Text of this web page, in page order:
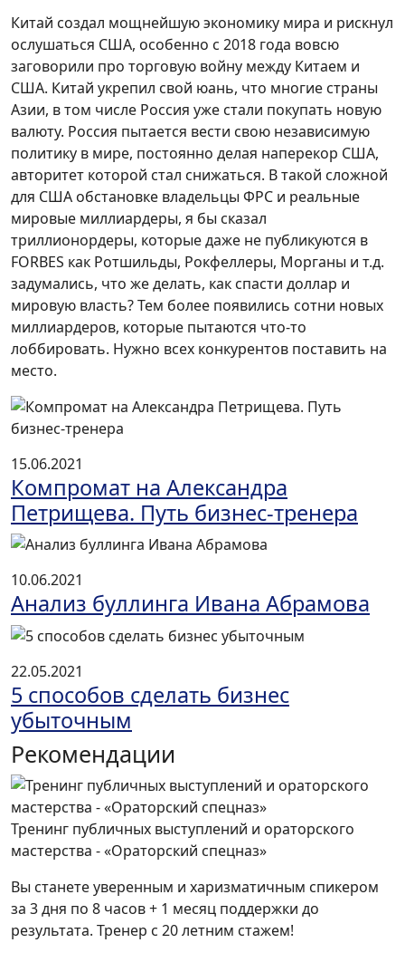
Китай создал мощнейшую экономику мира и рискнул
ослушаться США, особенно с 2018 года вовсю
заговорили про торговую войну между Китаем и
США. Китай укрепил свой юань, что многие страны
Азии, в том числе Россия уже стали покупать новую
валюту. Россия пытается вести свою независимую
политику в мире, постоянно делая наперекор США,
авторитет которой стал снижаться. В такой сложной
для США обстановке владельцы ФРС и реальные
мировые миллиардеры, я бы сказал
триллионордеры, которые даже не публикуются в
FORBES как Ротшильды, Рокфеллеры, Морганы и т.д.
задумались, что же делать, как спасти доллар и
мировую власть? Тем более появились сотни новых
миллиардеров, которые пытаются что-то
лоббировать. Нужно всех конкурентов поставить на
место.
15.06.2021
Компромат на Александра
Петрищева. Путь бизнес-тренера
10.06.2021
Анализ буллинга Ивана Абрамова
22.05.2021
5 способов сделать бизнес
убыточным
Рекомендации
Тренинг публичных выступлений и ораторского
мастерства - «Ораторский спецназ»
Вы станете уверенным и харизматичным спикером
за 3 дня по 8 часов + 1 месяц поддержки до
результата. Тренер с 20 летним стажем!